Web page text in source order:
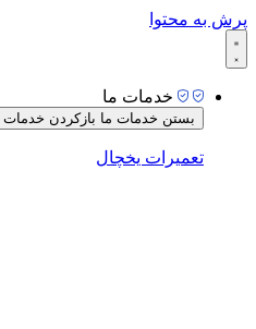
پرش به محتوا
خدمات ما
بستن خدمات ما بازکردن خدمات
تعمیرات یخچال